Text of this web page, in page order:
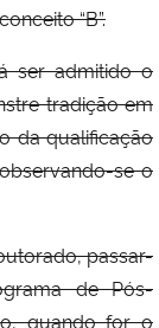
“B”.
ser admitido o
tradição em
da qualificação
se o
passar-
de Pós-
quando for o